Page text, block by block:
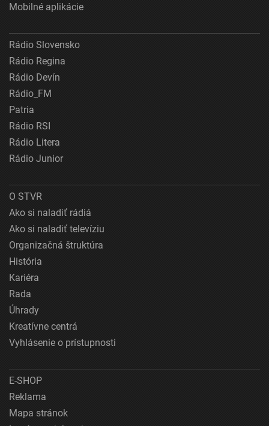
Mobilné aplikácie
Rádio Slovensko
Rádio Regina
Rádio Devín
Rádio_FM
Patria
Rádio RSI
Rádio Litera
Rádio Junior
O STVR
Ako si naladiť rádiá
Ako si naladiť televíziu
Organizačná štruktúra
História
Kariéra
Rada
Úhrady
Kreatívne centrá
Vyhlásenie o prístupnosti
E-SHOP
Reklama
Mapa stránok